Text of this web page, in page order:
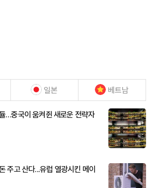
일본 베트남
…중국이 움켜쥔 새로운 전략자
주고 산다...유럽 열광시킨 메이